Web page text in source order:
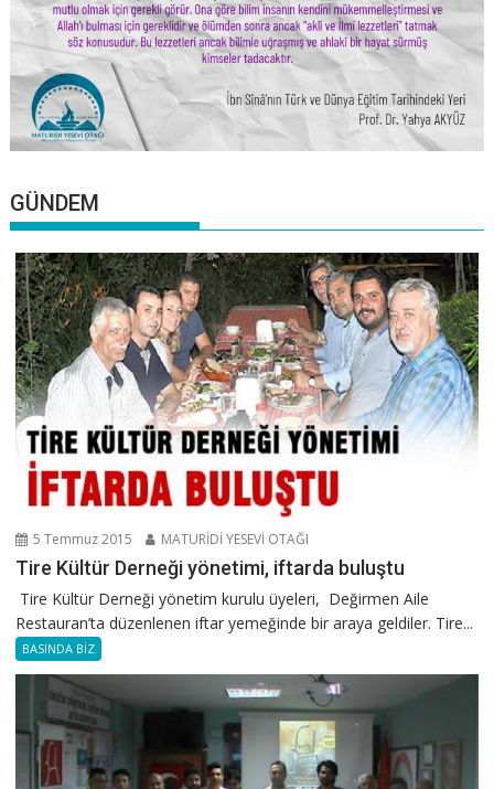
GÜNDEM
5 Temmuz 2015 MATURİDİ YESEVİ OTAĞI
Tire Kültür Derneği yönetimi, iftarda buluştu
Tire Kültür Derneği yönetim kurulu üyeleri, Değirmen Aile
Restauran’ta düzenlenen iftar yemeğinde bir araya geldiler. Tire...
BASINDA BİZ